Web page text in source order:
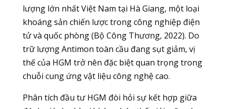
lượng lớn nhất Việt Nam tại Hà Giang, một loại
khoáng sản chiến lược trong công nghiệp điện
tử và quốc phòng (Bộ Công Thương, 2022). Do
trữ lượng Antimon toàn cầu đang sụt giảm, vị
thế của HGM trở nên đặc biệt quan trọng trong
chuỗi cung ứng vật liệu công nghệ cao.
Phân tích đầu tư HGM đòi hỏi sự kết hợp giữa